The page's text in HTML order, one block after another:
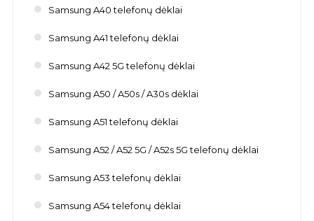
Samsung A40 telefonų dėklai
Samsung A41 telefonų dėklai
Samsung A42 5G telefonų dėklai
Samsung A50 / A50s / A30s dėklai
Samsung A51 telefonų dėklai
Samsung A52 / A52 5G / A52s 5G telefonų dėklai
Samsung A53 telefonų dėklai
Samsung A54 telefonų dėklai